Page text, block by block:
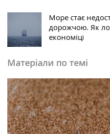
Море стає
дорожчою. Як
економіці
Матеріали по темі